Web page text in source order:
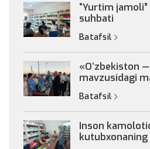
“Yurtim
suhbati
Batafsil
«Oʻzbekiston
mavzusidagi
Batafsil
Inson